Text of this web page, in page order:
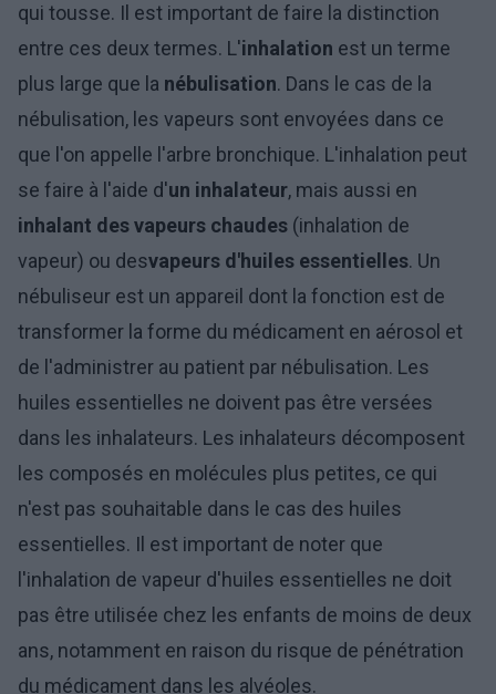
qui tousse. Il est important de faire la distinction
entre ces deux termes. L'inhalation est un terme
plus large que la nébulisation. Dans le cas de la
nébulisation, les vapeurs sont envoyées dans ce
que l'on appelle l'arbre bronchique. L'inhalation peut
se faire à l'aide d'un inhalateur, mais aussi en
inhalant des vapeurs chaudes (inhalation de
vapeur) ou desvapeurs d'huiles essentielles. Un
nébuliseur est un appareil dont la fonction est de
transformer la forme du médicament en aérosol et
de l'administrer au patient par nébulisation. Les
huiles essentielles ne doivent pas être versées
dans les inhalateurs. Les inhalateurs décomposent
les composés en molécules plus petites, ce qui
n'est pas souhaitable dans le cas des huiles
essentielles. Il est important de noter que
l'inhalation de vapeur d'huiles essentielles ne doit
pas être utilisée chez les enfants de moins de deux
ans, notamment en raison du risque de pénétration
du médicament dans les alvéoles.